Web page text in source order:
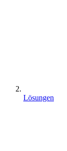
Lösungen